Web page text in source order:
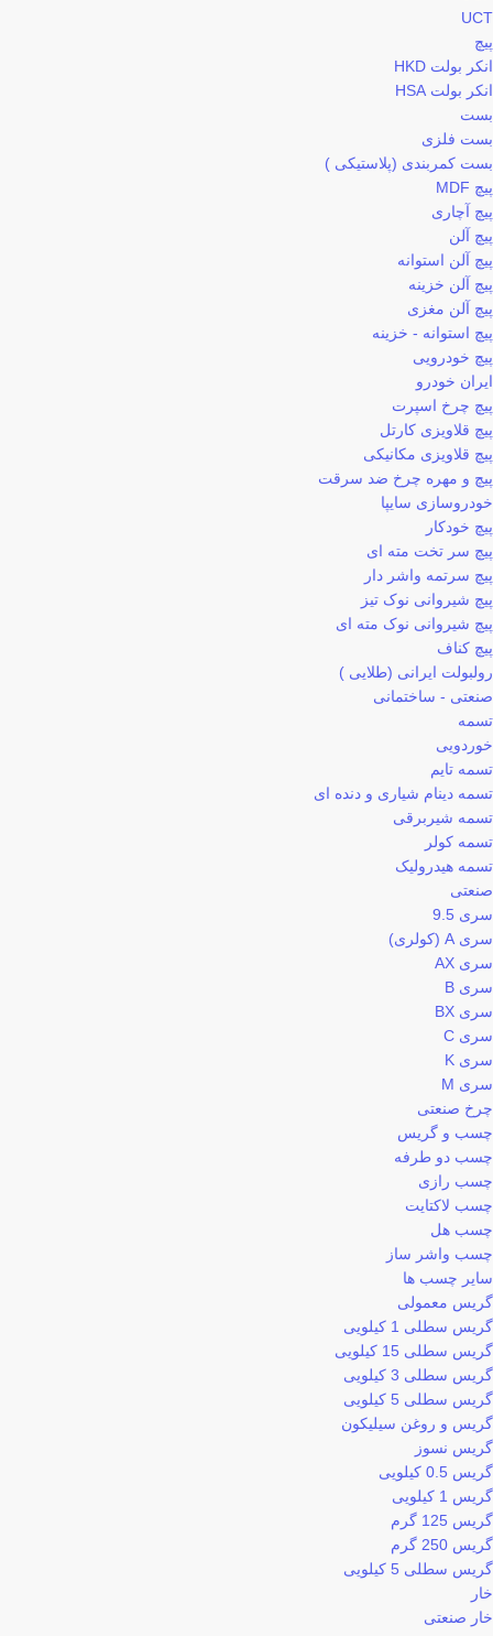
UCT
پیچ
انکر بولت HKD
انکر بولت HSA
بست
بست فلزی
بست کمربندی (پلاستیکی )
پیچ MDF
پیچ آچاری
پیچ آلن
پیچ آلن استوانه
پیچ آلن خزینه
پیچ آلن مغزی
پیچ استوانه - خزینه
پیچ خودرویی
ایران خودرو
پیچ چرخ اسپرت
پیچ قلاویزی کارتل
پیچ قلاویزی مکانیکی
پیچ و مهره چرخ ضد سرقت
خودروسازی سایپا
پیچ خودکار
پیچ سر تخت مته ای
پیچ سرتمه واشر دار
پیچ شیروانی نوک تیز
پیچ شیروانی نوک مته ای
پیچ کناف
رولبولت ایرانی (طلایی )
صنعتی - ساختمانی
تسمه
خوردویی
تسمه تایم
تسمه دینام شیاری و دنده ای
تسمه شیربرقی
تسمه کولر
تسمه هیدرولیک
صنعتی
سری 9.5
سری A (کولری)
سری AX
سری B
سری BX
سری C
سری K
سری M
چرخ صنعتی
چسب و گریس
چسب دو طرفه
چسب رازی
چسب لاکتایت
چسب هل
چسب واشر ساز
سایر چسب ها
گریس معمولی
گریس سطلی 1 کیلویی
گریس سطلی 15 کیلویی
گریس سطلی 3 کیلویی
گریس سطلی 5 کیلویی
گریس و روغن سیلیکون
گریس نسوز
گریس 0.5 کیلویی
گریس 1 کیلویی
گریس 125 گرم
گریس 250 گرم
گریس سطلی 5 کیلویی
خار
خار صنعتی